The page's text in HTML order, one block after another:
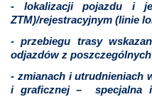
REUSE4WILL
WIELISZEWSKIE
WIANKI
- lokalizacji pojazdu i
ZTM)/rejestracyjnym (linie
- przebiegu trasy
odjazdów z
- zmianach i utrudnieniach
i graficznej – specjalna